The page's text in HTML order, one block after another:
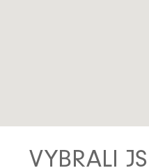
VYBRALI